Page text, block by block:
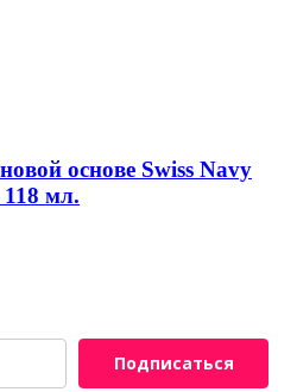
основе Swiss Navy
мл.
Подписаться